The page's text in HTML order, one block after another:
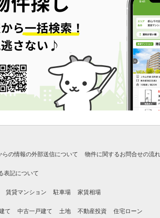
らの情報の外部送信について 物件に関するお問合せの流れ
表記について
賃貸マンション 駐車場 家賃相場
て 中古一戸建て 土地 不動産投資 住宅ローン